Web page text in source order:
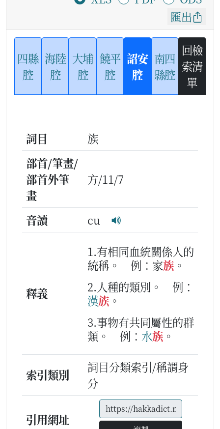
匯出
四縣
腔
海陸
腔
大埔
腔
饒平
腔
詔安
腔
南四
縣腔
回檢
索清
單
詞目
族
部首/筆畫/
部首外筆
畫
方/11/7
音讀 cu
釋義
1.有相同血統關係人的
統稱。
例：家族 。
2.人種的類別。
例：
漢族 。
3.事物有共同屬性的群
類。
例： 水族 。
索引類別
詞目分類索引/稱謂身
分
引用網址